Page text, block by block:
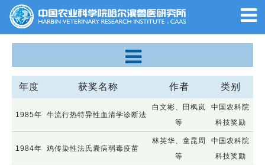
年度 获奖名称 作者 类别
1985年 牛流行热特异性血清学诊断法
白文彬、田枫岚
等
中国农科院
科技奖励
1984年 鸡传染性法氏囊病弱毒疫苗
林英华、童昆周
等
中国农科院
科技奖励